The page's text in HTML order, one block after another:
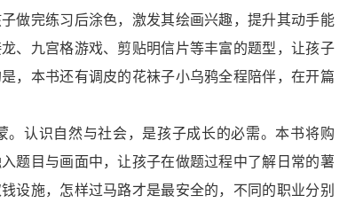
做完练习后涂色，激发其绘画兴趣，提升其动手能
、九宫格游戏、剪贴明信片等丰富的题型，让孩子
，本书还有调皮的花袜子小乌鸦全程陪伴，在开篇
。认识自然与社会，是孩子成长的必需。本书将购
题目与画面中，让孩子在做题过程中了解日常的薯
设施，怎样过马路才是最安全的，不同的职业分别